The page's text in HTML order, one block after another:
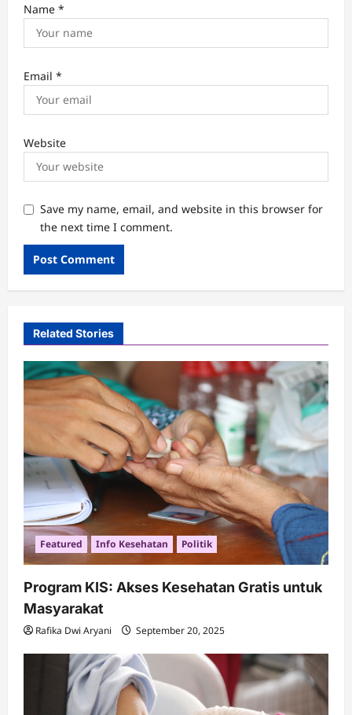
Name *
Email *
Website
Save my name, email, and website in this browser for
the next time I comment.
Related Stories
Featured Info Kesehatan Politik
Program KIS: Akses Kesehatan Gratis untuk
Masyarakat
Rafika Dwi Aryani September 20, 2025